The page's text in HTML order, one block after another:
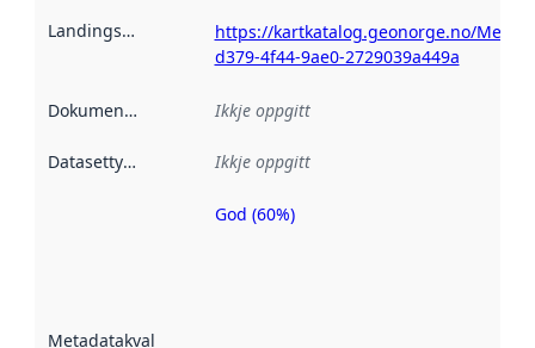
Landingsside
https://kartkatalog.geonorge.no/
d379-4f44-9ae0-2729039a449a
Dokumentasjon Ikkje oppgitt
Datasettype Ikkje oppgitt
Metadatakvalitet
Metadatakvalitet
God (60%)